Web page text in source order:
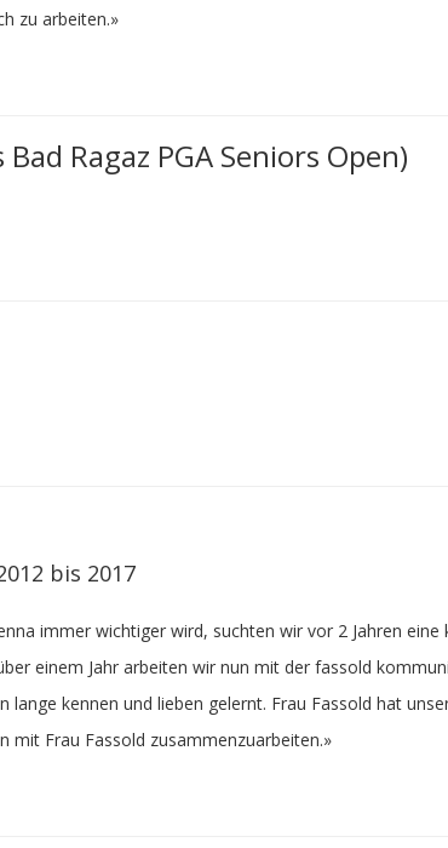
zu arbeiten.»
Ragaz PGA Seniors Open)
bis 2017
immer wichtiger wird, suchten wir vor 2 Jahren eine
einem Jahr arbeiten wir nun mit der fassold
lange kennen und lieben gelernt. Frau Fassold hat
mit Frau Fassold zusammenzuarbeiten.»